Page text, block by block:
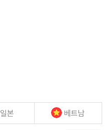
일본 베트남